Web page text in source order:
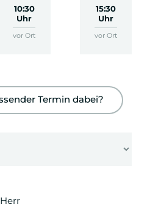
10:30
Uhr
vor Ort
15:30
Uhr
vor Ort
Termin dabei?
Herr